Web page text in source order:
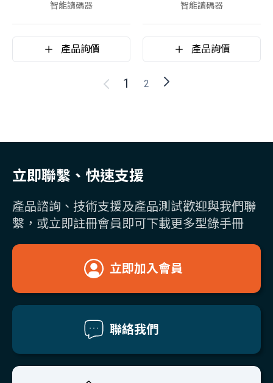
智能讀碼器
產品詢價
智能讀碼器
產品詢價
1 2
立即聯繫、快速支援
產品諮詢、技術支援及產品測試歡迎與我們聯
繫，或立即註冊會員即可下載更多型錄手冊
立即加入會員
聯絡我們